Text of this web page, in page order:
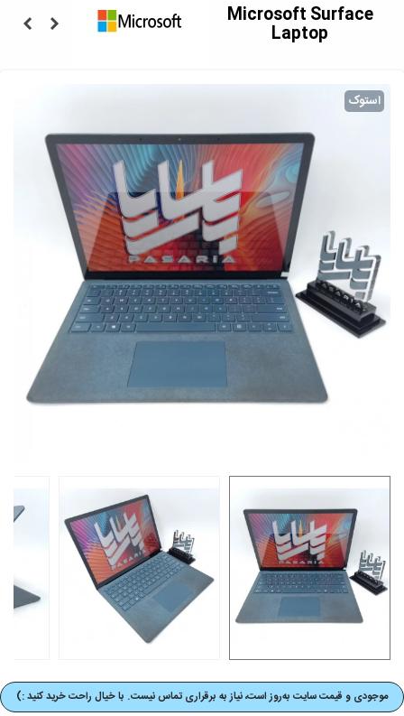
Microsoft Surface
Laptop
استوک
موجودی و قیمت‌ سایت به‌روز است، نیاز به برقراری تماس نیست. با خیال راحت خرید کنید :)